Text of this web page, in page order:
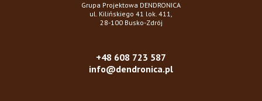
Grupa Projektowa DENDRONICA
ul. Kilińskiego 41 lok. 411,
28-100 Busko-Zdrój
+48 608 723 587
info@dendronica.pl